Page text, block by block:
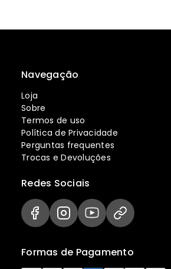
Navegação
Loja
Sobre
Termos de uso
Política de Privacidade
Perguntas frequentes
Trocas e Devoluções
Formas de Pagamento
Redes Sociais